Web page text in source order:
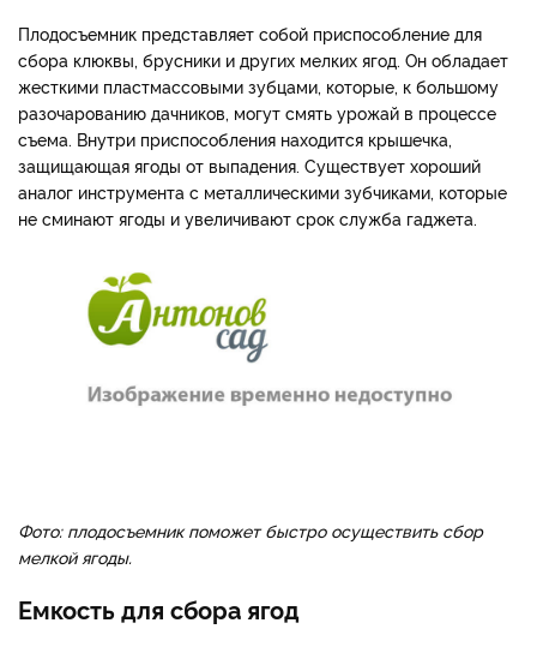
Плодосъемник представляет собой приспособление для
сбора клюквы, брусники и других мелких ягод. Он обладает
жесткими пластмассовыми зубцами, которые, к большому
разочарованию дачников, могут смять урожай в процессе
съема. Внутри приспособления находится крышечка,
защищающая ягоды от выпадения. Существует хороший
аналог инструмента с металлическими зубчиками, которые
не сминают ягоды и увеличивают срок служба гаджета.
Фото: плодосъемник поможет быстро осуществить сбор
мелкой ягоды.
Емкость для сбора ягод